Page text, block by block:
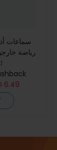
سماعات
رياضة
طبقة
سماعات
6.49